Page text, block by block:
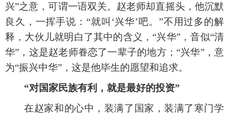
兴”之意，可谓一语双关。赵老师却直摇头，他沉默
良久，一挥手说：“就叫‘兴华’吧。”不用过多的解
释，大伙儿就明白了其中的含义，“兴华”，音似“清
华”，这是赵老师眷恋了一辈子的地方；“兴华”，意
为“振兴中华”，这是他毕生的愿望和追求。
“对国家民族有利，就是最好的投资”
在赵家和的心中，装满了国家，装满了寒门学